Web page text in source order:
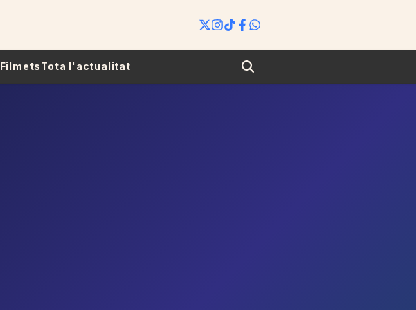
FilmetsTota l'actualitat Search